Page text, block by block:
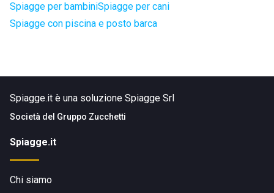
Spiagge per bambiniSpiagge per cani
Spiagge con piscina e posto barca
Spiagge.it è una soluzione Spiagge Srl
Società del Gruppo Zucchetti
Spiagge.it
Chi siamo